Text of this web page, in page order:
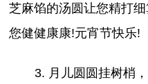
芝麻馅的汤圆让您精打
您健健康康!元宵节快乐!
3. 月儿圆圆挂树梢